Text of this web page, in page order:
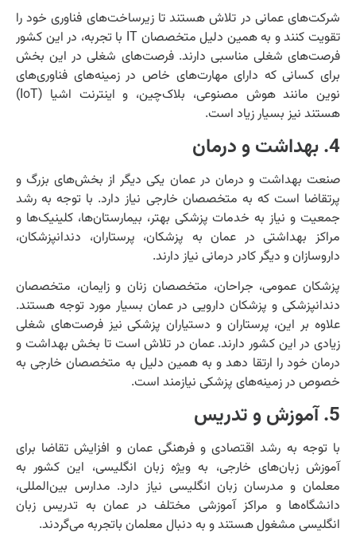
شرکت‌های عمانی در تلاش هستند تا زیرساخت‌های فناوری خود را
تقویت کنند و به همین دلیل متخصصان IT با تجربه، در این کشور
فرصت‌های شغلی مناسبی دارند. فرصت‌های شغلی در این بخش
برای کسانی که دارای مهارت‌های خاص در زمینه‌های فناوری‌های
نوین مانند هوش مصنوعی، بلاک‌چین، و اینترنت اشیا (IoT)
هستند نیز بسیار زیاد است.
4. بهداشت و درمان
صنعت بهداشت و درمان در عمان یکی دیگر از بخش‌های بزرگ و
پرتقاضا است که به متخصصان خارجی نیاز دارد. با توجه به رشد
جمعیت و نیاز به خدمات پزشکی بهتر، بیمارستان‌ها، کلینیک‌ها و
مراکز بهداشتی در عمان به پزشکان، پرستاران، دندانپزشکان،
داروسازان و دیگر کادر درمانی نیاز دارند.
پزشکان عمومی، جراحان، متخصصان زنان و زایمان، متخصصان
دندانپزشکی و پزشکان دارویی در عمان بسیار مورد توجه هستند.
علاوه بر این، پرستاران و دستیاران پزشکی نیز فرصت‌های شغلی
زیادی در این کشور دارند. عمان در تلاش است تا بخش بهداشت و
درمان خود را ارتقا دهد و به همین دلیل به متخصصان خارجی به
خصوص در زمینه‌های پزشکی نیازمند است.
5. آموزش و تدریس
با توجه به رشد اقتصادی و فرهنگی عمان و افزایش تقاضا برای
آموزش زبان‌های خارجی، به ویژه زبان انگلیسی، این کشور به
معلمان و مدرسان زبان انگلیسی نیاز دارد. مدارس بین‌المللی،
دانشگاه‌ها و مراکز آموزشی مختلف در عمان به تدریس زبان
انگلیسی مشغول هستند و به دنبال معلمان باتجربه می‌گردند.